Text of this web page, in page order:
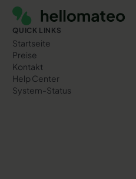
QUICK LINKS
Startseite
Preise
Kontakt
Help Center
System-Status